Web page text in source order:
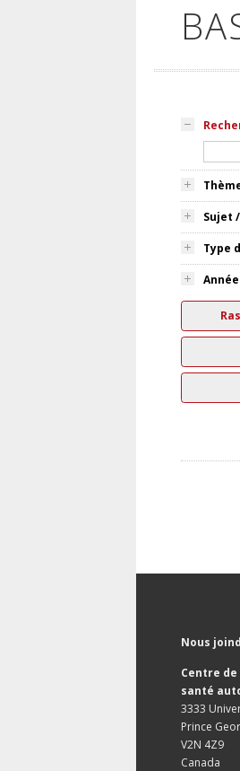
Sujet
Type
Nous
Centre
santé
3333
Prince
V2N 4Z9
Canada